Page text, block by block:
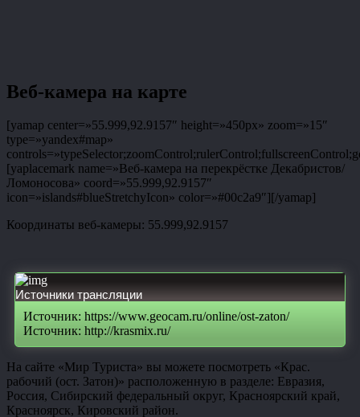
Веб-камера на карте
[yamap center=»55.999,92.9157″ height=»450px» zoom=»15″
type=»yandex#map»
[yaplacemark name=»Веб-камера на перекрёстке Декабристов/
Ломоносова» coord=»55.999,92.9157″
icon=»islands#blueStretchyIcon» color=»#00c2a9″][/yamap]
Координаты веб-камеры: 55.999,92.9157
Источники трансляции
Источник: https://www.geocam.ru/online/ost-zaton/
Источник: http://krasmix.ru/
На сайте «Мир Туриста» вы можете посмотреть «Крас.
рабочий (ост. Затон)» расположенную в разделе: Евразия,
Россия, Сибирский федеральный округ, Красноярский край,
Красноярск, Кировский район.